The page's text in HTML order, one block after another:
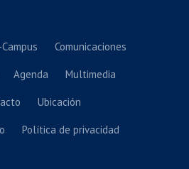
Comunicaciones
Agenda Multimedia
Ubicación
Política de privacidad